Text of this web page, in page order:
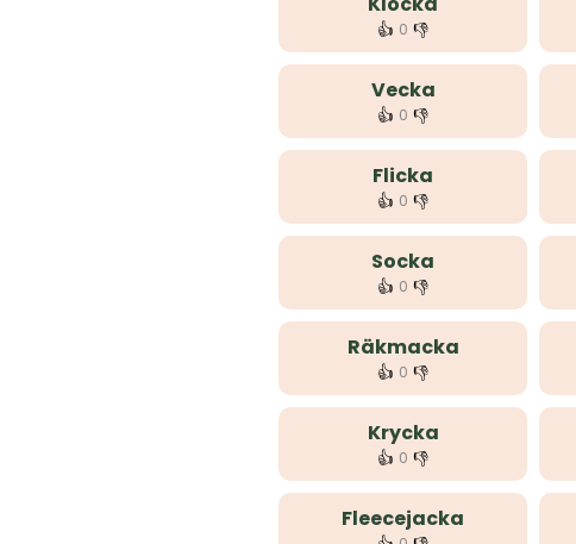
👍 0 👎
Vecka
👍 0 👎
Flicka
👍 0 👎
Socka
👍 0 👎
Räkmacka
👍 0 👎
Krycka
👍 0 👎
Fleecejacka